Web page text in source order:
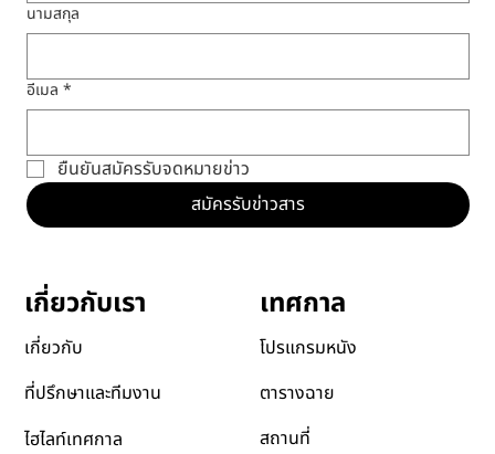
นามสกุล
อีเมล *
ยืนยันสมัครรับจดหมายข่าว
สมัครรับข่าวสาร
เกี่ยวกับเรา
เกี่ยวกับ
ที่ปรึกษาและทีมงาน
ไฮไลท์เทศกาล
เทศกาล
โปรแกรมหนัง
ตารางฉาย
สถานที่